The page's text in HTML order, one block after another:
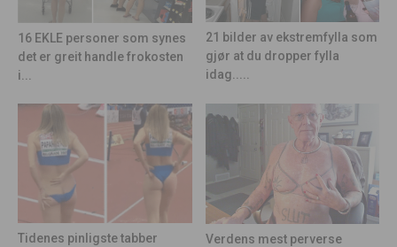
16 EKLE personer som synes
det er greit handle frokosten
i...
21 bilder av ekstremfylla som
gjør at du dropper fylla
idag.....
Tidenes pinligste tabber
Verdens mest perverse